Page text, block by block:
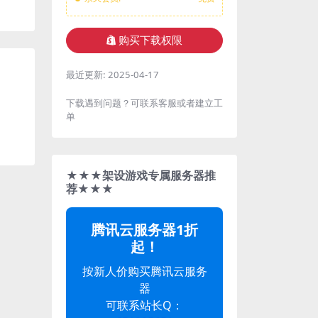
购买下载权限
最近更新: 2025-04-17
下载遇到问题？可联系客服或者建立工
单
★★★架设游戏专属服务器推
荐★★★
腾讯云服务器1折
起！
按新人价购买腾讯云服务
器
可联系站长Q：